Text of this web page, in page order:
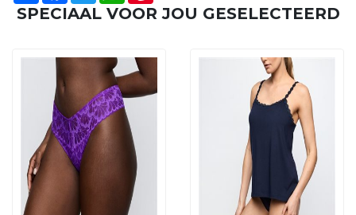
SPECIAAL VOOR JOU GESELECTEERD